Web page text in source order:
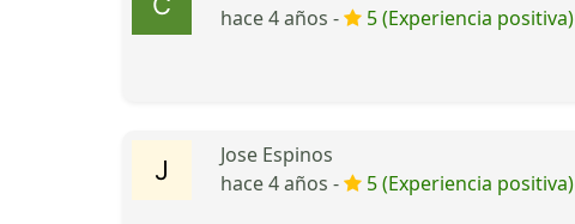
hace 4 años -
5 (Experiencia positiva)
Jose Espinos
hace 4 años -
5 (Experiencia positiva)